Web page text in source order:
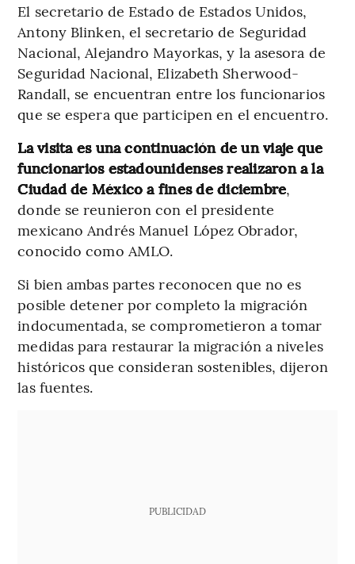
El secretario de Estado de Estados Unidos,
Antony Blinken, el secretario de Seguridad
Nacional, Alejandro Mayorkas, y la asesora de
Seguridad Nacional, Elizabeth Sherwood-
Randall, se encuentran entre los funcionarios
que se espera que participen en el encuentro.
La visita es una continuación de un viaje que
funcionarios estadounidenses realizaron a la
Ciudad de México a fines de diciembre,
donde se reunieron con el presidente
mexicano Andrés Manuel López Obrador,
conocido como AMLO.
Si bien ambas partes reconocen que no es
posible detener por completo la migración
indocumentada, se comprometieron a tomar
medidas para restaurar la migración a niveles
históricos que consideran sostenibles, dijeron
las fuentes.
PUBLICIDAD